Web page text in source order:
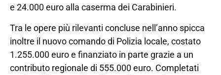
e 24.000 euro alla caserma dei Carabinieri.
Tra le opere più rilevanti concluse nell’anno spicca
inoltre il nuovo comando di Polizia locale, costato
1.255.000 euro e finanziato in parte grazie a un
contributo regionale di 555.000 euro. Completati